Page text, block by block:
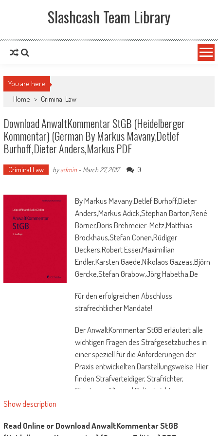
Slashcash Team Library
You are here
Home > Criminal Law
Download AnwaltKommentar StGB (Heidelberger
Kommentar) (German By Markus Mavany,Detlef
Burhoff,Dieter Anders,Markus PDF
Criminal Law byadmin- March 27, 2017 0
By Markus Mavany,Detlef Burhoff,Dieter
Anders,Markus Adick,Stephan Barton,René
Börner,Doris Brehmeier-Metz,Matthias
Brockhaus,Stefan Conen,Rüdiger
Deckers,Robert Esser,Maximilian
Endler,Karsten Gaede,Nikolaos Gazeas,Björn
Gercke,Stefan Grabow,Jörg Habetha,De
Für den erfolgreichen Abschluss
strafrechtlicher Mandate!
Der AnwaltKommentar StGB erläutert alle
wichtigen Fragen des Strafgesetzbuches in
einer speziell für die Anforderungen der
Praxis entwickelten Darstellungsweise. Hier
finden Strafverteidiger, Strafrichter,
Staatsanwälte und Polizei nicht nur
richtungweisende Lösungsvorschläge.
Show description
Read Online or Download AnwaltKommentar StGB